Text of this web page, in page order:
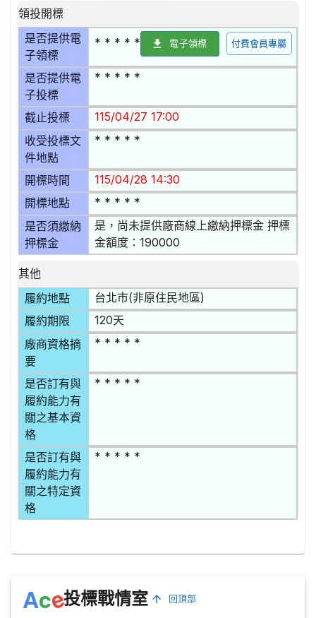
領投開標
是否提供電
子領標
* * * * * 電子領標 付費會員專屬
是否提供電
子投標
* * * * *
截止投標 115/04/27 17:00
收受投標文
件地點
* * * * *
開標時間 115/04/28 14:30
開標地點 * * * * *
是否須繳納
押標金
是，尚未提供廠商線上繳納押標金 押標
金額度：190000
其他
履約地點
台北市(非原住民地區)
履約期限 120天
廠商資格摘
要
* * * * *
是否訂有與
履約能力有
關之基本資
格
* * * * *
是否訂有與
履約能力有
關之特定資
格
* * * * *
Ace投標戰情室 回頂部